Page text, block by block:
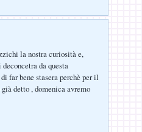
la nostra curiosità e,
da questa
far bene stasera perchè per il
detto , domenica avremo